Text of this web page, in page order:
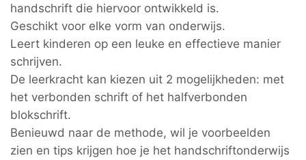
handschrift die hiervoor ontwikkeld is.
Geschikt voor elke vorm van onderwijs.
Leert kinderen op een leuke en effectieve manier
schrijven.
De leerkracht kan kiezen uit 2 mogelijkheden: met
het verbonden schrift of het halfverbonden
blokschrift.
Benieuwd naar de methode, wil je voorbeelden
zien en tips krijgen hoe je het handschriftonderwijs